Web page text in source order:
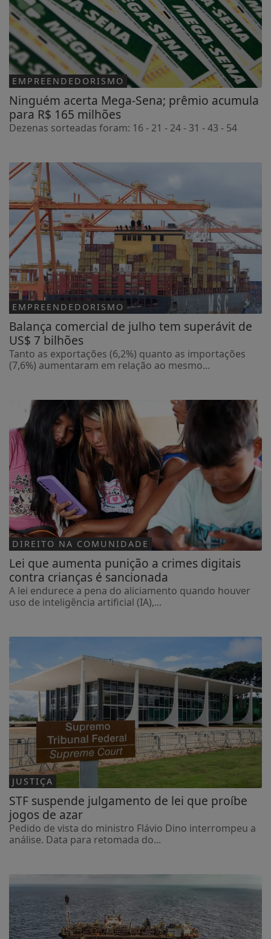
EMPREENDEDORISMO
Ninguém acerta Mega-Sena; prêmio acumula
para R$ 165 milhões
Dezenas sorteadas foram: 16 - 21 - 24 - 31 - 43 - 54
EMPREENDEDORISMO
Balança comercial de julho tem superávit de
US$ 7 bilhões
Tanto as exportações (6,2%) quanto as importações
(7,6%) aumentaram em relação ao mesmo...
DIREITO NA COMUNIDADE
Lei que aumenta punição a crimes digitais
contra crianças é sancionada
A lei endurece a pena do aliciamento quando houver
uso de inteligência artificial (IA),...
JUSTIÇA
STF suspende julgamento de lei que proíbe
jogos de azar
Pedido de vista do ministro Flávio Dino interrompeu a
análise. Data para retomada do...